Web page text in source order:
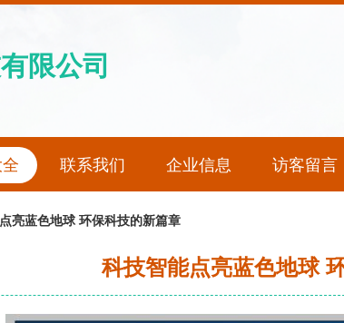
限公司
联系我们 企业信息 访客留言
亮蓝色地球 环保科技的新篇章
科技智能点亮蓝色地球